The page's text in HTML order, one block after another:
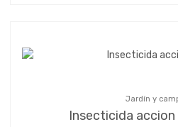
Jardín y
Insecticida